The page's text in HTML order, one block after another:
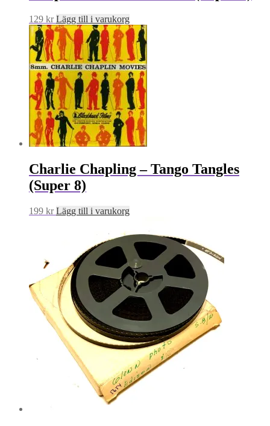
129 kr Lägg till i varukorg
Charlie Chapling – Tango Tangles
(Super 8)
199 kr Lägg till i varukorg